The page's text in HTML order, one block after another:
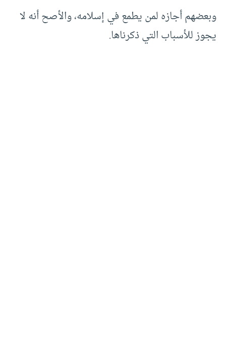
وبعضهم أجازه لمن يطمع في إسلامه، والأصح أنه لا
يجوز للأسباب التي ذكرناها.